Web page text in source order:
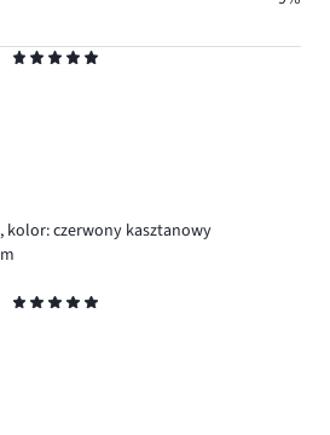
, kolor: czerwony kasztanowy